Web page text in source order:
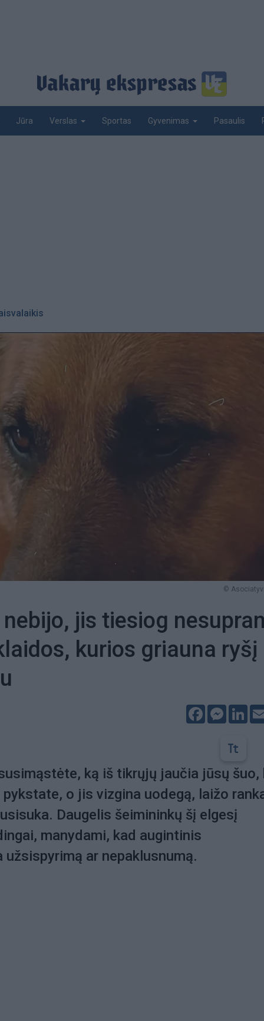
Jūra Verslas Sportas Gyvenimas Pasaulis
©
jis tiesiog
kurios griauna ryšį
Facebook
ką iš tikrųjų jaučia jūsų šuo,
o jis vizgina uodegą, laižo
Daugelis šeimininkų šį elgesį
manydami, kad augintinis
ar nepaklusnumą.